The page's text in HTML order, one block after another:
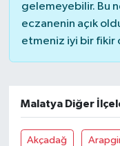
gelemeyebilir. Bu
eczanenin açık
etmeniz iyi bir fikir
Malatya Diğer
Akçadağ